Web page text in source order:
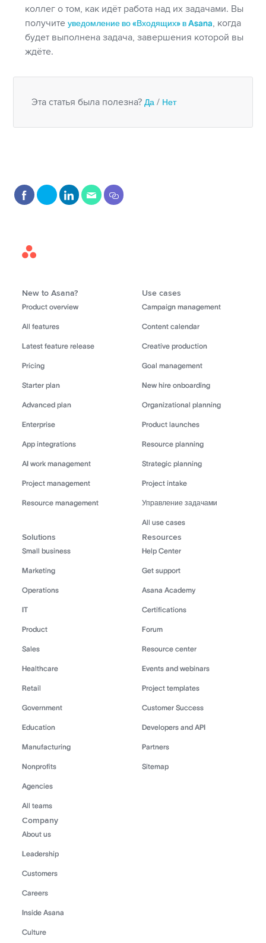
коллег о том, как идёт работа над их задачами. Вы
получитеуведомление во «Входящих» в Asana, когда
будет выполнена задача, завершения которой вы
ждёте.
Эта статья была полезна? Да / Нет
Asana
New to Asana?
Product overview
All features
Latest feature release
Pricing
Starter plan
Advanced plan
Enterprise
App integrations
AI work management
Project management
Resource management
Use cases
Campaign management
Content calendar
Creative production
Goal management
New hire onboarding
Organizational planning
Product launches
Resource planning
Strategic planning
Project intake
Управление задачами
All use cases
Solutions
Small business
Marketing
Operations
IT
Product
Sales
Healthcare
Retail
Government
Education
Manufacturing
Nonprofits
Agencies
All teams
Resources
Help Center
Get support
Asana Academy
Certifications
Forum
Resource center
Events and webinars
Project templates
Customer Success
Developers and API
Partners
Sitemap
Company
About us
Leadership
Customers
Careers
Inside Asana
Culture